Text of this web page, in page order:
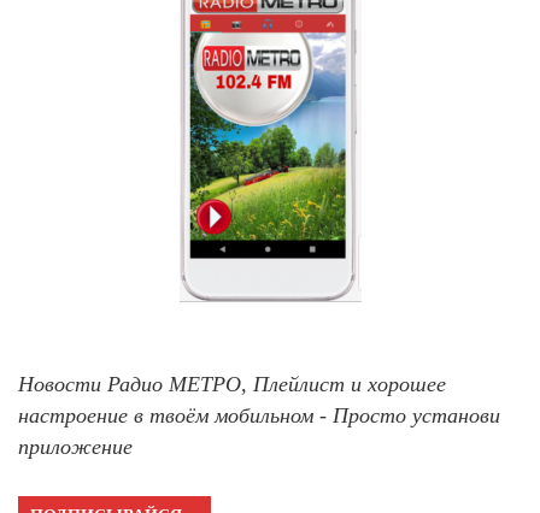
Новости Радио МЕТРО, Плейлист и хорошее
настроение в твоём мобильном - Просто установи
приложение